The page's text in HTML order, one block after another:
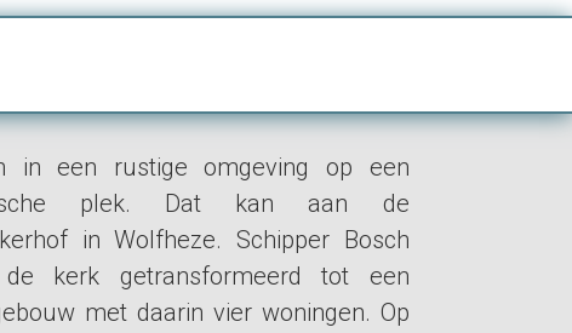
in een rustige omgeving op een
plek. Dat kan aan de
in Wolfheze. Schipper Bosch
kerk getransformeerd tot een
met daarin vier woningen. Op